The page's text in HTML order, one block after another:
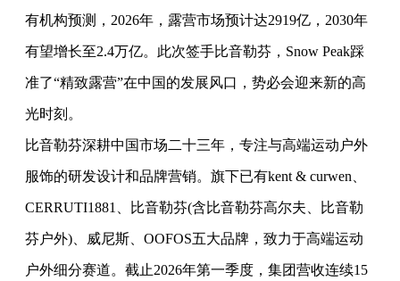
有机构预测，2026年，露营市场预计达2919亿，2030年
有望增长至2.4万亿。此次签手比音勒芬，Snow Peak踩
准了“精致露营”在中国的发展风口，势必会迎来新的高
光时刻。
比音勒芬深耕中国市场二十三年，专注与高端运动户外
服饰的研发设计和品牌营销。旗下已有kent & curwen、
CERRUTI1881、比音勒芬(含比音勒芬高尔夫、比音勒
芬户外)、威尼斯、OOFOS五大品牌，致力于高端运动
户外细分赛道。截止2026年第一季度，集团营收连续15